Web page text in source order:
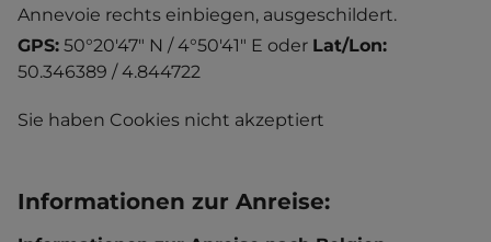
Annevoie rechts einbiegen, ausgeschildert.
GPS: 50°20'47" N / 4°50'41" E oder Lat/Lon:
50.346389 / 4.844722
Sie haben Cookies nicht akzeptiert
Informationen zur Anreise: